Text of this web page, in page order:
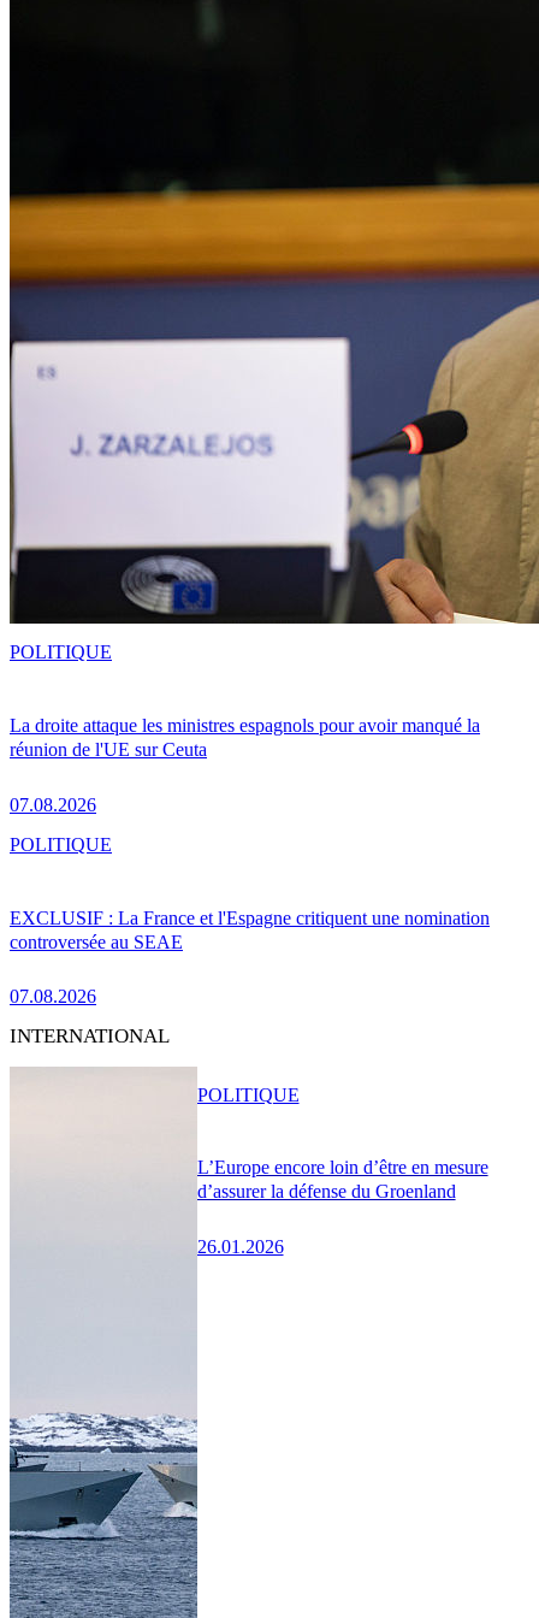
La droite attaque les ministres espagnols pour avoir manqué la
réunion de l'UE sur Ceuta
07.08.2026
POLITIQUE
EXCLUSIF : La France et l'Espagne critiquent une nomination
controversée au SEAE
07.08.2026
POLITIQUE
INTERNATIONAL
L’Europe encore loin d’être en mesure
d’assurer la défense du Groenland
26.01.2026
POLITIQUE